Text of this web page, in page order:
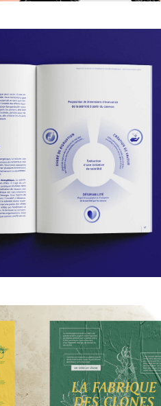
EDITION
quelles
?
IDENTITÉ MÉDIATION